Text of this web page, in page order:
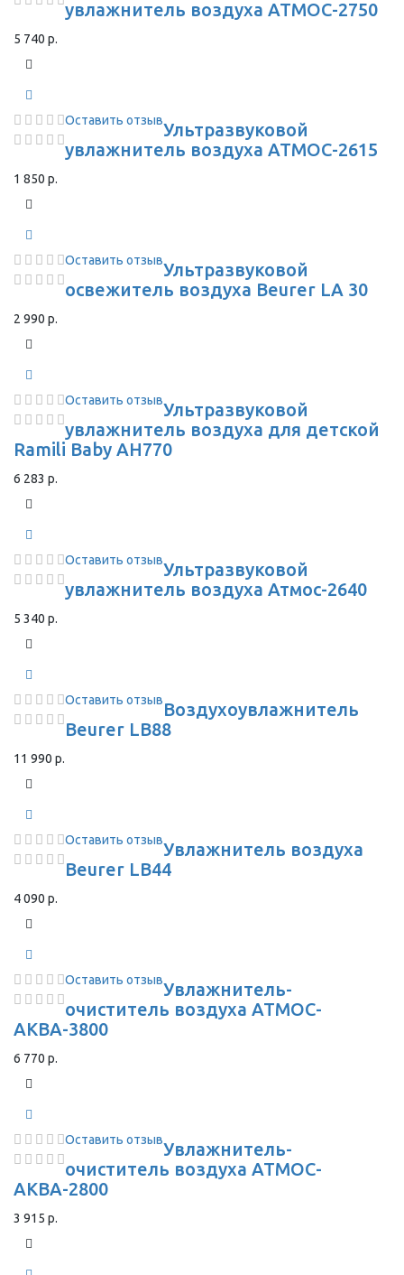
увлажнитель воздуха АТМОС-2750
5 740 р.
Оставить отзывУльтразвуковой
увлажнитель воздуха АТМОС-2615
1 850 р.
Оставить отзывУльтразвуковой
освежитель воздуха Beurer LA 30
2 990 р.
Оставить отзывУльтразвуковой
увлажнитель воздуха для детской
Ramili Baby AH770
6 283 р.
Оставить отзывУльтразвуковой
увлажнитель воздуха Атмос-2640
5 340 р.
Оставить отзывВоздухоувлажнитель
Beurer LB88
11 990 р.
Оставить отзывУвлажнитель воздуха
Beurer LB44
4 090 р.
Оставить отзывУвлажнитель-
очиститель воздуха АТМОС-
АКВА-3800
6 770 р.
Оставить отзывУвлажнитель-
очиститель воздуха АТМОС-
АКВА-2800
3 915 р.